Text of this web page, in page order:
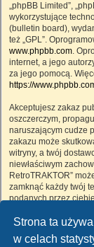
Strona ta
w celach
„phpBB Limited”,
wykorzystujące
(bulletin board),
też „GPL”.
www.phpbb.com.
internet, a jego
za jego pomocą.
https://
Akceptujesz zakaz
oszczerczym,
naruszającym cudze
zakazu może
witryny, a twój
niewłaściwym
RetroTRAKTOR”
zamknąć każdy twój
podanych przez
RetroTRAKTOR”,
witryny, podczas